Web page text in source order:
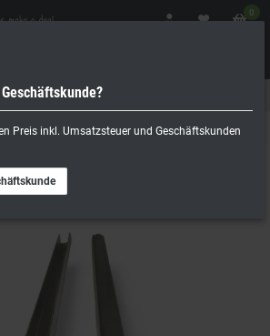
0
Preis inkl. Umsatzsteuer und Geschäftskunden